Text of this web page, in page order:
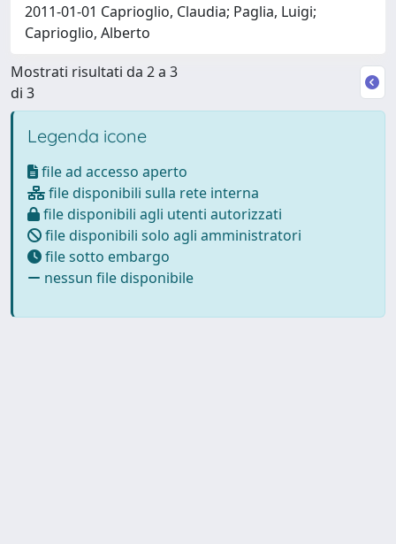
2011-01-01 Caprioglio, Claudia; Paglia, Luigi;
Caprioglio, Alberto
Mostrati risultati da 2 a 3
di 3
Legenda icone
file ad accesso aperto
file disponibili sulla rete interna
file disponibili agli utenti autorizzati
file disponibili solo agli amministratori
file sotto embargo
nessun file disponibile